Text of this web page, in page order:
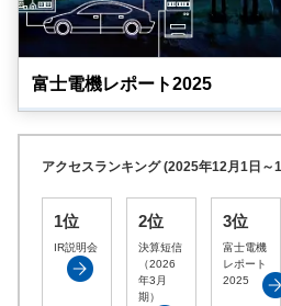
富士電機レポート2025
アクセスランキング (2025年12月1日～
1位
IR説明会
2位
決算短信
（2026
年3月
期）
3位
富士電機
レポート
2025